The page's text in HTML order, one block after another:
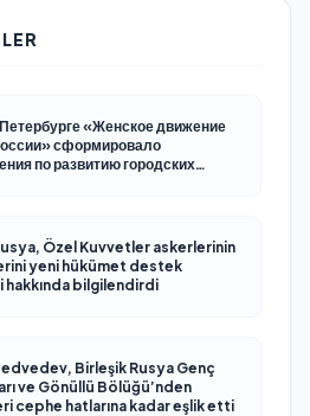
«Женское движение
сформировало
по развитию городских
Özel Kuvvetler askerlerinin
yeni hükümet destek
hakkında bilgilendirdi
Birleşik Rusya Genç
ve Gönüllü Bölüğü’nden
cephe hatlarına kadar eşlik etti